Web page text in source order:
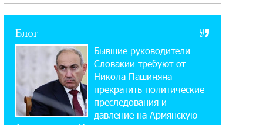
кибератаках на школьников
ЕАЭС со временем будет
расширяться. Когда-нибудь это
поймёт и рядовой армянин, но будет уже поздно
11:03:52 31-07-2026
Если Израиль использует тему
Блог
Бывшие руководители
Словакии требуют от
Никола Пашиняна
прекратить политические
преследования и
давление на Армянскую